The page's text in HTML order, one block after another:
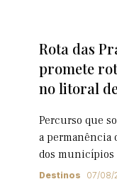
Rota das
promete
no litoral de
Percurso que
a permanência
dos municípios
Destinos 07/08/